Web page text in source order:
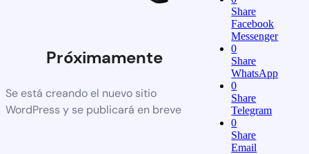
Próximamente
Se está creando el nuevo sitio
WordPress y se publicará en breve
Share
Facebook
Messenger
0
Share
WhatsApp
0
Share
Telegram
0
Share
Email